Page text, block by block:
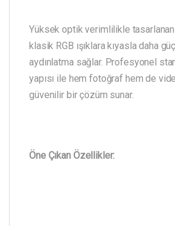
Yüksek optik verimlilikle
klasik RGB ışıklara kıyasla daha
aydınlatma sağlar. Profesyonel
yapısı ile hem fotoğraf hem de
güvenilir bir çözüm sunar.
Öne Çıkan Özellikler: